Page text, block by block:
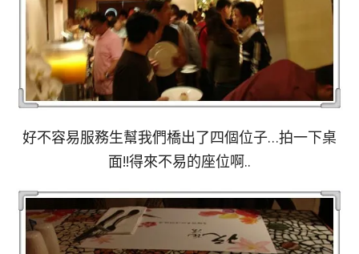
好不容易服務生幫我們橋出了四個位子…拍一下桌
面!!得來不易的座位啊..